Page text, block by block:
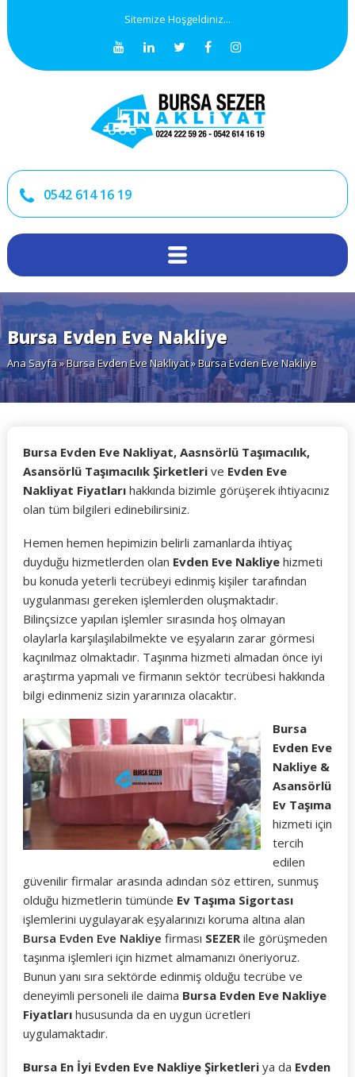
Sitemize Hoşgeldiniz...
0542 614 16 19
Bursa Evden Eve Nakliye
Ana Sayfa»Bursa Evden Eve Nakliyat» Bursa Evden Eve Nakliye
Bursa Evden Eve Nakliyat, Aasnsörlü Taşımacılık,
Asansörlü Taşımacılık Şirketlerive Evden Eve
Nakliyat Fiyatlarıhakkında bizimle görüşerek ihtiyacınız
olan tüm bilgileri edinebilirsiniz.
Hemen hemen hepimizin belirli zamanlarda ihtiyaç
duyduğu hizmetlerden olan Evden Eve Nakliyehizmeti
bu konuda yeterli tecrübeyi edinmiş kişiler tarafından
uygulanması gereken işlemlerden oluşmaktadır.
Bilinçsizce yapılan işlemler sırasında hoş olmayan
olaylarla karşılaşılabilmekte ve eşyaların zarar görmesi
kaçınılmaz olmaktadır. Taşınma hizmeti almadan önce iyi
araştırma yapmalı ve firmanın sektör tecrübesi hakkında
bilgi edinmeniz sizin yararınıza olacaktır.
Bursa
Evden Eve
Nakliye &
Asansörlü
Ev Taşıma
hizmeti için
tercih
edilen
güvenilir firmalar arasında adından söz ettiren, sunmuş
olduğu hizmetlerin tümünde Ev Taşıma Sigortası
işlemlerini uygulayarak eşyalarınızı koruma altına alan
Bursa Evden Eve Nakliye firması SEZERile görüşmeden
taşınma işlemleri için hizmet almamanızı öneriyoruz.
Bunun yanı sıra sektörde edinmiş olduğu tecrübe ve
deneyimli personeli ile daima Bursa Evden Eve Nakliye
Fiyatlarıhususunda da en uygun ücretleri
uygulamaktadır.
Bursa En İyi Evden Eve Nakliye Şirketleriya da Evden